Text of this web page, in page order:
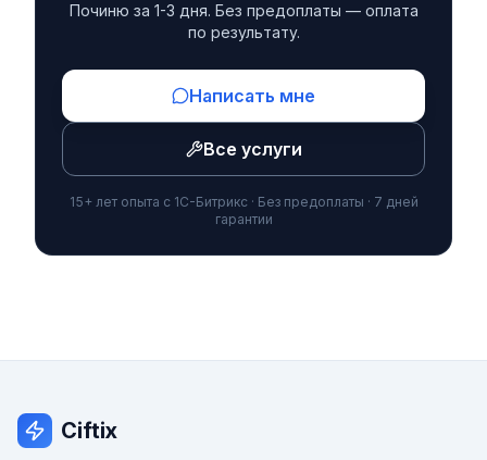
Починю за 1-3 дня. Без предоплаты — оплата
по результату.
Написать мне
Все услуги
15+ лет опыта с 1С-Битрикс · Без предоплаты · 7 дней
гарантии
Ciftix